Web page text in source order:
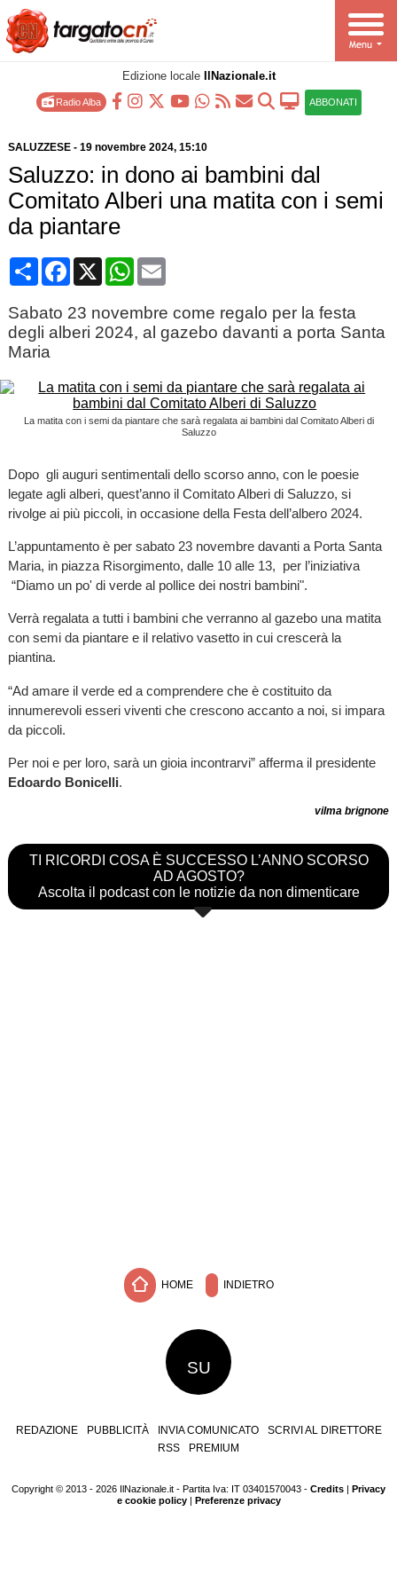
Edizione locale IlNazionale.it
Radio Alba ABBONATI
SALUZZESE- 19 novembre 2024, 15:10
Saluzzo: in dono ai bambini dal
Comitato Alberi una matita con i semi
da piantare
CondividiFacebook
X WhatsApp
Email
Sabato 23 novembre come regalo per la festa
degli alberi 2024, al gazebo davanti a porta Santa
Maria
La matita con i semi da piantare che sarà regalata ai bambini dal Comitato Alberi di
Saluzzo
Dopo gli auguri sentimentali dello scorso anno, con le poesie
legate agli alberi, quest’anno il Comitato Alberi di Saluzzo, si
rivolge ai più piccoli, in occasione della Festa dell’albero 2024.
L’appuntamento è per sabato 23 novembre davanti a Porta Santa
Maria, in piazza Risorgimento, dalle 10 alle 13, per l’iniziativa
“Diamo un po' di verde al pollice dei nostri bambini".
Verrà regalata a tutti i bambini che verranno al gazebo una matita
con semi da piantare e il relativo vasetto in cui crescerà la
piantina.
“Ad amare il verde ed a comprendere che è costituito da
innumerevoli esseri viventi che crescono accanto a noi, si impara
da piccoli.
Per noi e per loro, sarà un gioia incontrarvi” afferma il presidente
Edoardo Bonicelli.
vilma brignone
TI RICORDI COSA È SUCCESSO L’ANNO SCORSO
AD AGOSTO?
Ascolta il podcast con le notizie da non dimenticare
HOME INDIETRO
SU
REDAZIONE PUBBLICITÀ INVIA COMUNICATO
SCRIVI AL DIRETTORE
RSS
PREMIUM
Copyright © 2013 - 2026 IlNazionale.it - Partita Iva: IT 03401570043 - Credits | Privacy
e cookie policy| Preferenze privacy